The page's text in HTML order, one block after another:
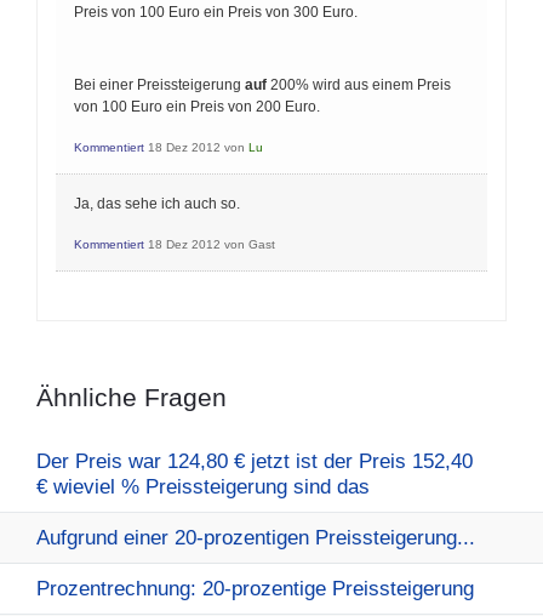
Preis von 100 Euro ein Preis von 300 Euro.
Bei einer Preissteigerung auf 200% wird aus einem Preis
von 100 Euro ein Preis von 200 Euro.
Kommentiert 18 Dez 2012 von Lu
Ja, das sehe ich auch so.
Kommentiert 18 Dez 2012 von Gast
Ähnliche Fragen
Der Preis war 124,80 € jetzt ist der Preis 152,40
€ wieviel % Preissteigerung sind das
Aufgrund einer 20-prozentigen Preissteigerung...
Prozentrechnung: 20-prozentige Preissteigerung